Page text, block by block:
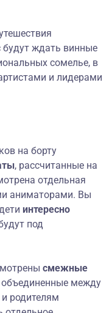
будут ждать винные
сомелье, в
и лидерами
на борту
, рассчитанные на
отдельная
аниматорами. Вы
интересно
под
смежные
между
родителям